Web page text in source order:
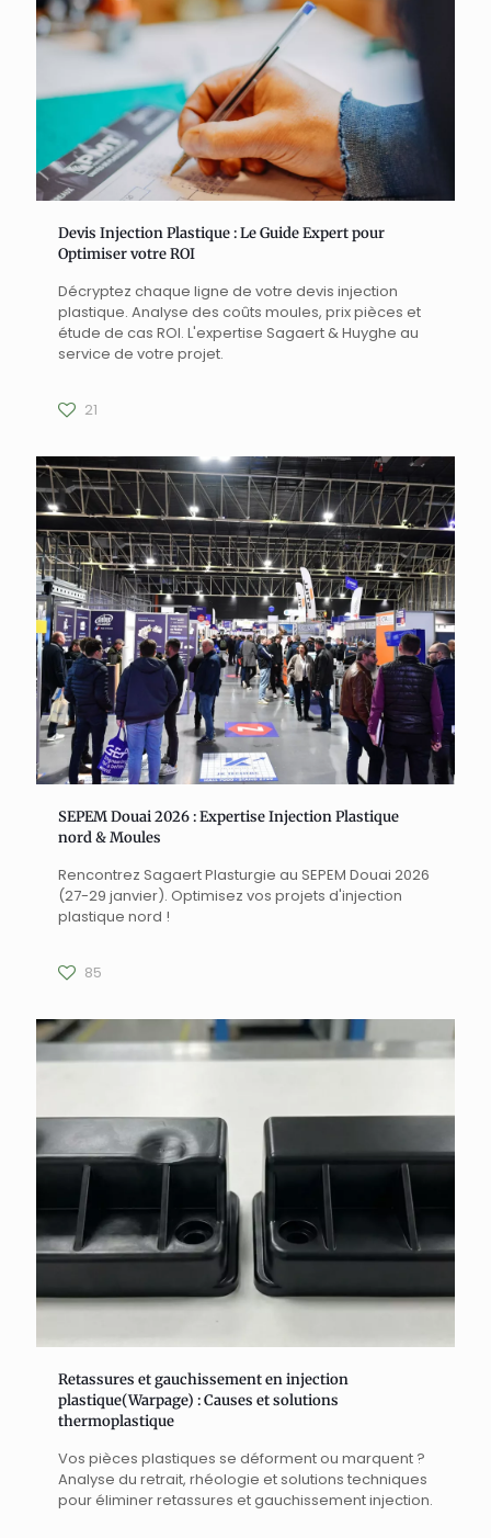
Devis Injection Plastique : Le Guide Expert pour
Optimiser votre ROI
Décryptez chaque ligne de votre devis injection
plastique. Analyse des coûts moules, prix pièces et
étude de cas ROI. L'expertise Sagaert & Huyghe au
service de votre projet.
21
SEPEM Douai 2026 : Expertise Injection Plastique
nord & Moules
Rencontrez Sagaert Plasturgie au SEPEM Douai 2026
(27-29 janvier). Optimisez vos projets d'injection
plastique nord !
85
Retassures et gauchissement en injection
plastique(Warpage) : Causes et solutions
thermoplastique
Vos pièces plastiques se déforment ou marquent ?
Analyse du retrait, rhéologie et solutions techniques
pour éliminer retassures et gauchissement injection.